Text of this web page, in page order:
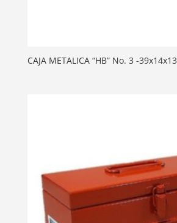
CAJA METALICA “HB” No. 3 -39x14x13